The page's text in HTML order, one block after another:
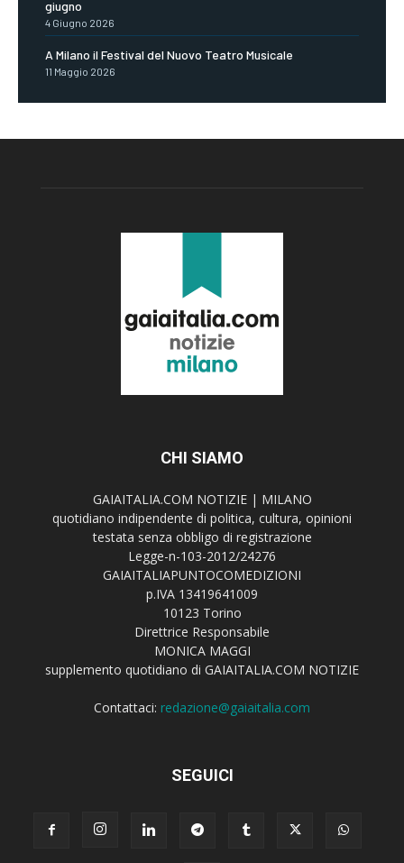
giugno
4 Giugno 2026
A Milano il Festival del Nuovo Teatro Musicale
11 Maggio 2026
CHI SIAMO
GAIAITALIA.COM NOTIZIE | MILANO
quotidiano indipendente di politica, cultura, opinioni
testata senza obbligo di registrazione
Legge-n-103-2012/24276
GAIAITALIAPUNTOCOMEDIZIONI
p.IVA 13419641009
10123 Torino
Direttrice Responsabile
MONICA MAGGI
supplemento quotidiano di GAIAITALIA.COM NOTIZIE
Contattaci: redazione@gaiaitalia.com
SEGUICI